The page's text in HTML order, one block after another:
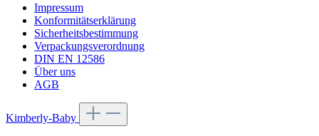
Impressum
Konformitätserklärung
Sicherheitsbestimmung
Verpackungsverordnung
DIN EN 12586
Über uns
AGB
Kimberly-Baby